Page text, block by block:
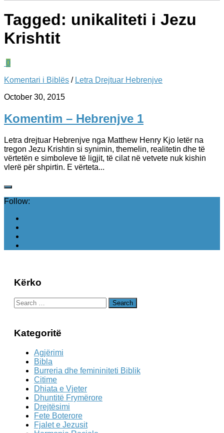
Tagged: unikaliteti i Jezu
Krishtit
0
Komentari i Biblës / Letra Drejtuar Hebrenjve
October 30, 2015
Komentim – Hebrenjve 1
Letra drejtuar Hebrenjve nga Matthew Henry Kjo letër na
tregon Jezu Krishtin si synimin, themelin, realitetin dhe të
vërtetën e simboleve të ligjit, të cilat në vetvete nuk kishin
vlerë për shpirtin. E vërteta...
Follow:
Kërko
Search
for:
Kategoritë
Agjërimi
Bibla
Burreria dhe femininiteti Biblik
Citime
Dhiata e Vjeter
Dhuntitë Frymërore
Drejtësimi
Fete Boterore
Fjalet e Jezusit